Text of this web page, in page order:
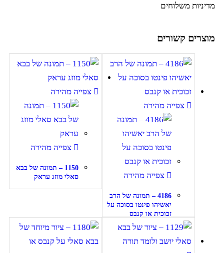
משלוחים
קשורים
צפייה מהירה
צפייה מהירה
4186 – תמונה של הרב
יאשיהו פינטו בסוכה על
זכוכית או קנבס
צפייה מהירה
צפייה מהירה
1150 – תמונה של בבא
סאלי מוזג עראק